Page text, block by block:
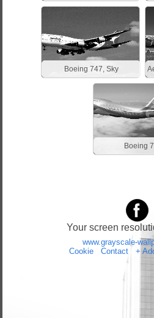
Boeing 747, Sky
Boeing
Your screen
www.grayscale-
Cookie Contact +